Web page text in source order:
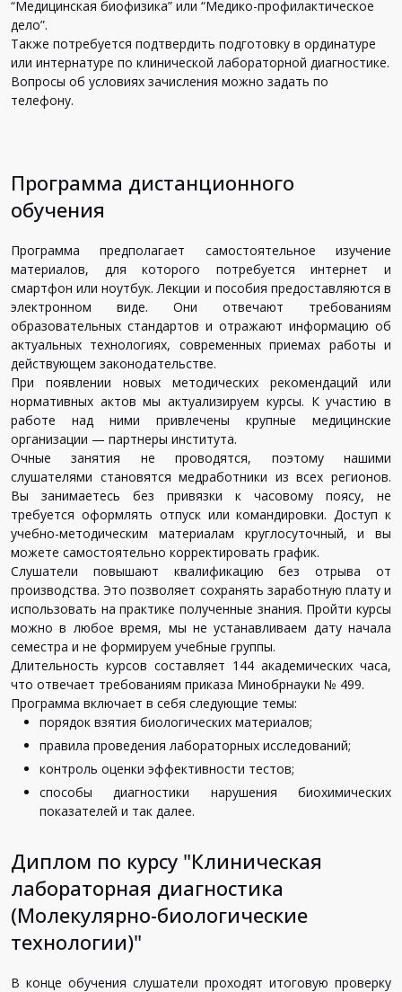
“Медицинская биофизика” или “Медико-профилактическое
дело”.
Также потребуется подтвердить подготовку в ординатуре
или интернатуре по клинической лабораторной диагностике.
Вопросы об условиях зачисления можно задать по
телефону.
Программа дистанционного
обучения
Программа предполагает самостоятельное изучение
материалов, для которого потребуется интернет и
смартфон или ноутбук. Лекции и пособия предоставляются в
электронном виде. Они отвечают требованиям
образовательных стандартов и отражают информацию об
актуальных технологиях, современных приемах работы и
действующем законодательстве.
При появлении новых методических рекомендаций или
нормативных актов мы актуализируем курсы. К участию в
работе над ними привлечены крупные медицинские
организации — партнеры института.
Очные занятия не проводятся, поэтому нашими
слушателями становятся медработники из всех регионов.
Вы занимаетесь без привязки к часовому поясу, не
требуется оформлять отпуск или командировки. Доступ к
учебно-методическим материалам круглосуточный, и вы
можете самостоятельно корректировать график.
Слушатели повышают квалификацию без отрыва от
производства. Это позволяет сохранять заработную плату и
использовать на практике полученные знания. Пройти курсы
можно в любое время, мы не устанавливаем дату начала
семестра и не формируем учебные группы.
Длительность курсов составляет 144 академических часа,
что отвечает требованиям приказа Минобрнауки № 499.
Программа включает в себя следующие темы:
порядок взятия биологических материалов;
правила проведения лабораторных исследований;
контроль оценки эффективности тестов;
способы диагностики нарушения биохимических
показателей и так далее.
Диплом по курсу "Клиническая
лабораторная диагностика
(Молекулярно-биологические
технологии)"
В конце обучения слушатели проходят итоговую проверку